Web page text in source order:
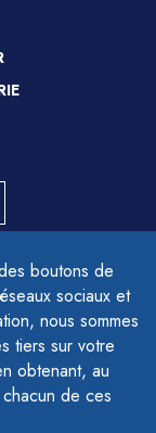
boutons de
sociaux et
nous sommes
tiers sur votre
obtenant, au
de ces
DES DONNÉES